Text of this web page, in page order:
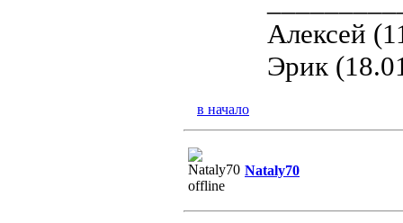
Алексей
Эрик
в начало
Nataly70